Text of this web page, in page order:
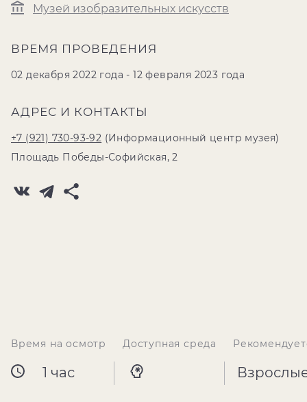
Музей изобразительных искусств
ВРЕМЯ ПРОВЕДЕНИЯ
02 декабря 2022 года - 12 февраля 2023 года
АДРЕС И КОНТАКТЫ
+7 (921) 730-93-92 (Информационный центр музея)
Площадь Победы-Софийская, 2
Время на осмотр
1 час
Доступная среда